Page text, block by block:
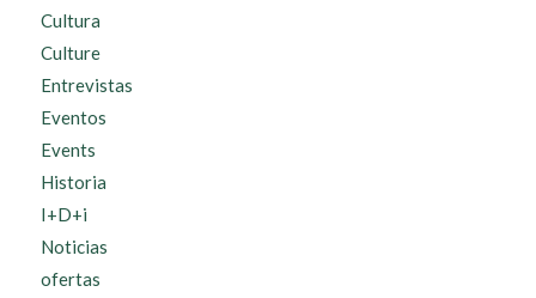
Cultura
Culture
Entrevistas
Eventos
Events
Historia
I+D+i
Noticias
ofertas